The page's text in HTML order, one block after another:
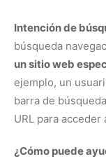
Intención de
búsqueda
un sitio web
ejemplo, un
barra de
URL para acceder
¿Cómo puede